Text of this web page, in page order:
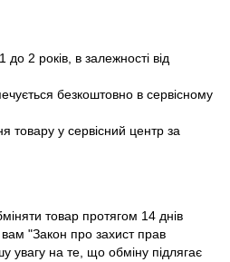
до 2 років, в залежності від
безкоштовно в сервісному
товару у сервісний центр за
товар протягом 14 днів
вам "Закон про захист прав
увагу на те, що обміну підлягає